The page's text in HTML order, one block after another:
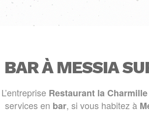
BAR À MESSIA
L’entreprise Restaurant la Charmille
services en bar, si vous habitez à